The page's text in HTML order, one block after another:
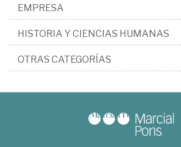
EMPRESA
HISTORIA Y CIENCIAS HUMANAS
OTRAS CATEGORÍAS